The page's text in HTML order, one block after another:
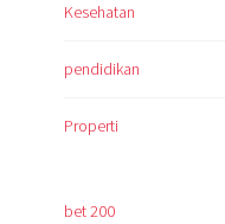
Kesehatan
pendidikan
Properti
bet 200